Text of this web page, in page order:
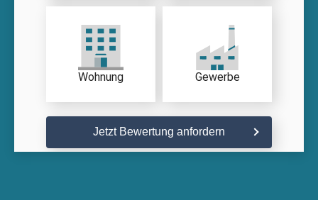
Wohnung Gewerbe
Jetzt Bewertung anfordern